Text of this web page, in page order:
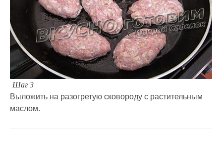
Шаг 3
Выложить на разогретую сковороду с растительным
маслом.